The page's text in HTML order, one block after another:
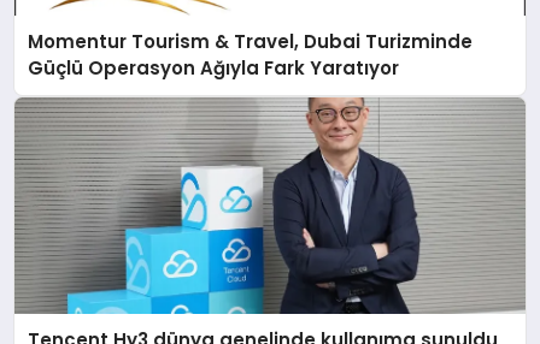
Momentur Tourism & Travel, Dubai Turizminde
Güçlü Operasyon Ağıyla Fark Yaratıyor